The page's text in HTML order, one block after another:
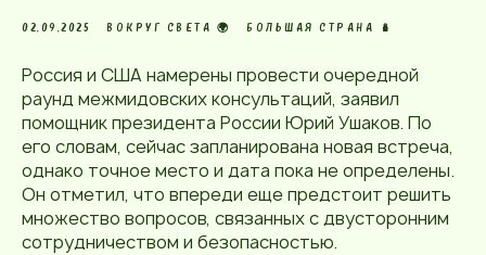
02.09.2025 ВОКРУГ СВЕТА 🌍 БОЛЬШАЯ СТРАНА 🪆
Россия и США намерены провести очередной
раунд межмидовских консультаций, заявил
помощник президента России Юрий Ушаков. По
его словам, сейчас запланирована новая встреча,
однако точное место и дата пока не определены.
Он отметил, что впереди еще предстоит решить
множество вопросов, связанных с двусторонним
сотрудничеством и безопасностью.